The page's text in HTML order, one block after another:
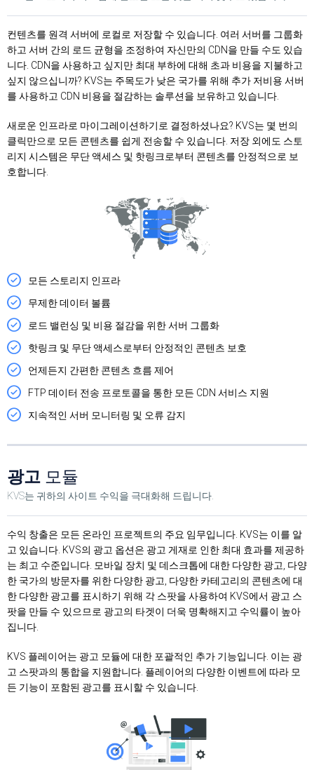
컨텐츠를 원격 서버에 로컬로 저장할 수 있습니다. 여러 서버를 그룹화
하고 서버 간의 로드 균형을 조정하여 자신만의 CDN을 만들 수도 있습
니다. CDN을 사용하고 싶지만 최대 부하에 대해 초과 비용을 지불하고
싶지 않으십니까? KVS는 주목도가 낮은 국가를 위해 추가 저비용 서버
를 사용하고 CDN 비용을 절감하는 솔루션을 보유하고 있습니다.
새로운 인프라로 마이그레이션하기로 결정하셨나요? KVS는 몇 번의
클릭만으로 모든 콘텐츠를 쉽게 전송할 수 있습니다. 저장 외에도 스토
리지 시스템은 무단 액세스 및 핫링크로부터 콘텐츠를 안정적으로 보
호합니다.
모든 스토리지 인프라
무제한 데이터 볼륨
로드 밸런싱 및 비용 절감을 위한 서버 그룹화
핫링크 및 무단 액세스로부터 안정적인 콘텐츠 보호
언제든지 간편한 콘텐츠 흐름 제어
FTP 데이터 전송 프로토콜을 통한 모든 CDN 서비스 지원
지속적인 서버 모니터링 및 오류 감지
광고 모듈
KVS는 귀하의 사이트 수익을 극대화해 드립니다.
수익 창출은 모든 온라인 프로젝트의 주요 임무입니다. KVS는 이를 알
고 있습니다. KVS의 광고 옵션은 광고 게재로 인한 최대 효과를 제공하
는 최고 수준입니다. 모바일 장치 및 데스크톱에 대한 다양한 광고, 다양
한 국가의 방문자를 위한 다양한 광고, 다양한 카테고리의 콘텐츠에 대
한 다양한 광고를 표시하기 위해 각 스팟을 사용하여 KVS에서 광고 스
팟을 만들 수 있으므로 광고의 타겟이 더욱 명확해지고 수익률이 높아
집니다.
KVS 플레이어는 광고 모듈에 대한 포괄적인 추가 기능입니다. 이는 광
고 스팟과의 통합을 지원합니다. 플레이어의 다양한 이벤트에 따라 모
든 기능이 포함된 광고를 표시할 수 있습니다.